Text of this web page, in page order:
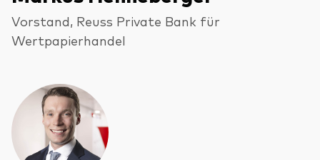
Vorstand, Reuss Private Bank für
Wertpapierhandel